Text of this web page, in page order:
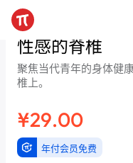
性感的脊椎
聚焦当代青年的身体健
椎上。
¥29.00
年付会员免费